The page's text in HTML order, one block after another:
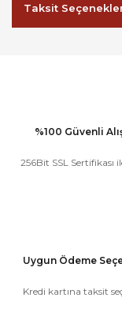
Taksit
%100 Güvenli
256Bit SSL Sertifikası
Uygun Ödeme
Kredi kartına taksit